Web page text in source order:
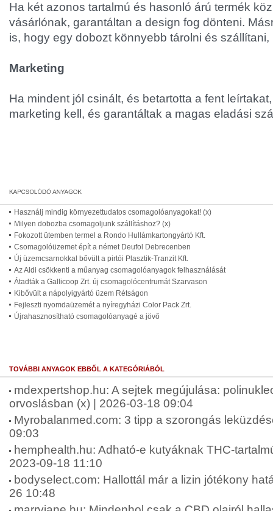
Ha két azonos tartalmú és hasonló árú termék
vásárlónak, garantáltan a design fog dönteni.
is, hogy egy dobozt könnyebb tárolni és szállítani,
Marketing
Ha mindent jól csinált, és betartotta a fent
marketing kell, és garantáltak a magas eladási
Használj mindig környezettudatos csomagolóanyagokat! (x)
Milyen dobozba csomagoljunk szállításhoz? (x)
Fokozott ütemben termel a Rondo Hullámkartongyártó Kft.
Csomagolóüzemet épít a német Deufol Debrecenben
Új üzemcsarnokkal bővült a pirtói Plasztik-Tranzit Kft.
Az Aldi csökkenti a műanyag csomagolóanyagok felhasználását
Átadták a Gallicoop Zrt. új csomagolócentrumát Szarvason
Kibővült a nápolyigyártó üzem Rétságon
Fejleszti nyomdaüzemét a nyíregyházi Color Pack Zrt.
Újrahasznosítható csomagolóanyagé a jövő
TOVÁBBI ANYAGOK EBBŐL A KATEGÓRIÁBÓL
mdexpertshop.hu: A sejtek megújulása:
orvoslásban (x) | 2026-03-18 09:04
Myrobalanmed.com: 3 tipp a szorongás
09:03
hemphealth.hu: Adható-e kutyáknak THC-
2023-09-18 11:10
bodyselect.com: Hallottál már a lizin jótékony
26 10:48